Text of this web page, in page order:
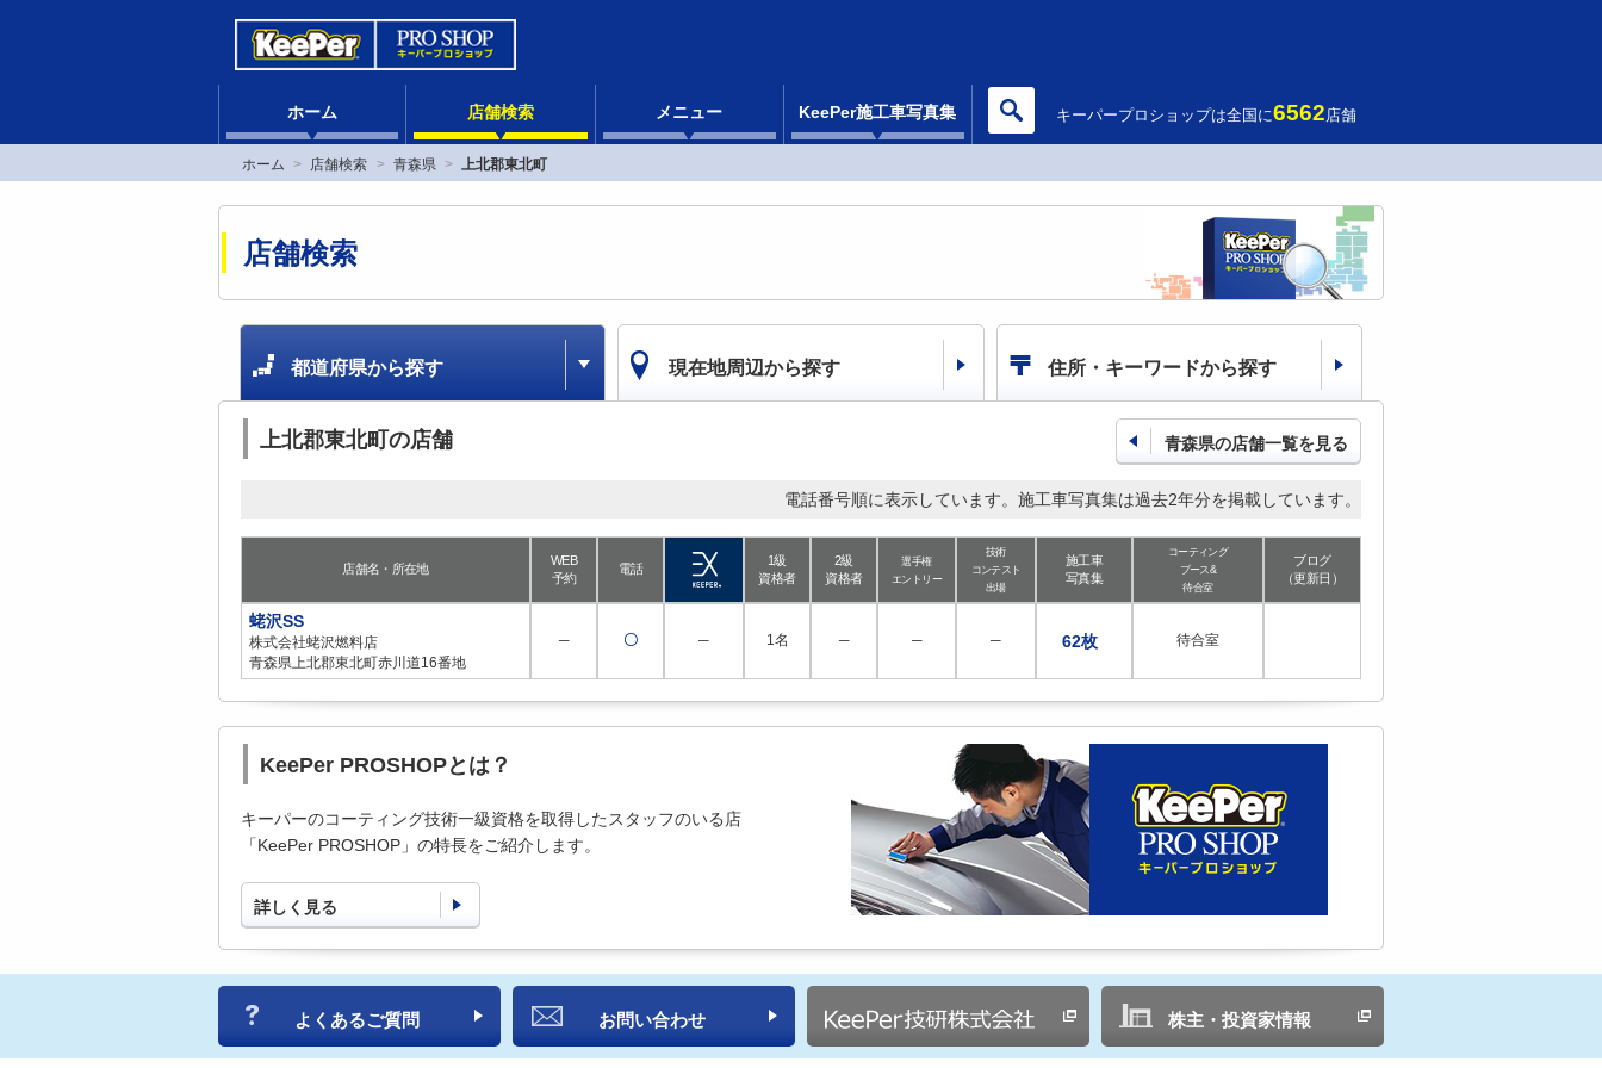
ホーム 店舗検索 メニュー KeePer施工車写真集 キーパープロショップは全国に6562店舗
ホーム 店舗検索 青森県 上北郡東北町
店舗検索
都道府県から探す 現在地周辺から探す 住所・キーワードから探す
上北郡東北町の店舗 青森県の店舗一覧を見る
電話番号順に表示しています。 施工車写真集は過去2年分を掲載しています。
店舗名・所在地
WEB
予約
電話
1級
資格者
2級
資格者
選手権
エントリー
技術
コンテスト
出場
施工車
写真集
コーティング
ブース&
待合室
ブログ
（更新日）
蛯沢SS
株式会社蛯沢燃料店
青森県上北郡東北町赤川道16番地
─ 〇 ─ 1名 ─ ─ ─ 62枚 待合室
KeePer PROSHOPとは？
キーパーのコーティング技術一級資格を取得したスタッフのいる店
「KeePer PROSHOP」の特長をご紹介します。
詳しく見る
よくあるご質問 お問い合わせ 株主・投資家情報